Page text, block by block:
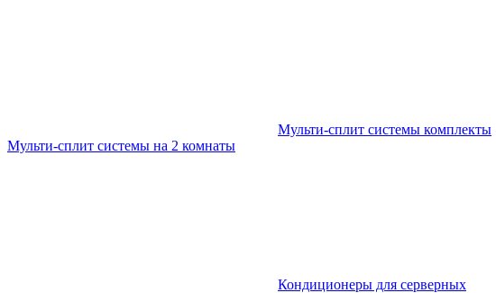
Мульти-сплит системы комплекты
Мульти-сплит системы на 2 комнаты
Кондиционеры для серверных